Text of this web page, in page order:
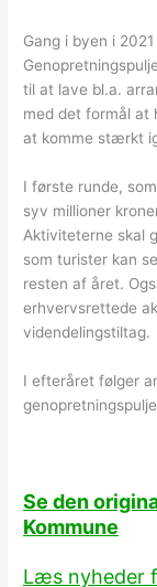
Gang i byen i 2021
til at lave bl.a.
med det formål at
at komme stærkt
I første runde,
syv millioner
Aktiviteterne skal
som turister kan
resten af året.
erhvervsrettede
videndelingstiltag.
I efteråret følger
Se den
Kommune
Læs nyheder